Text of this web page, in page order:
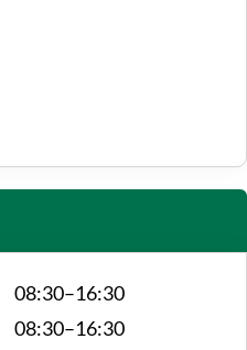
08:30–16:30
08:30–16:30